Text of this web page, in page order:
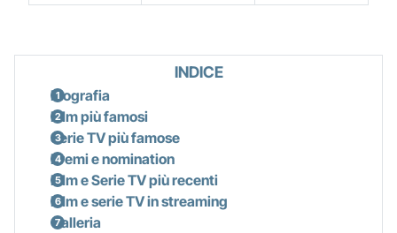
INDICE
Biografia
Film più famosi
Serie TV più famose
Premi e nomination
Film e Serie TV più recenti
Film e serie TV in streaming
Galleria